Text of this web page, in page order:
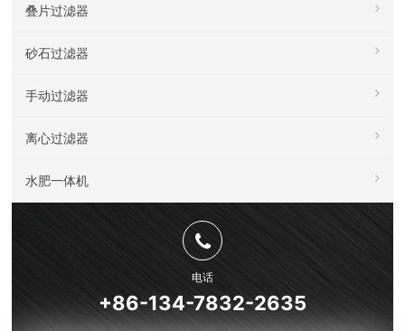
叠片过滤器
砂石过滤器
手动过滤器
离心过滤器
水肥一体机
电话
+86-134-7832-2635